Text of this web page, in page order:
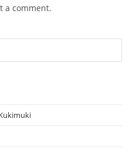
a comment.